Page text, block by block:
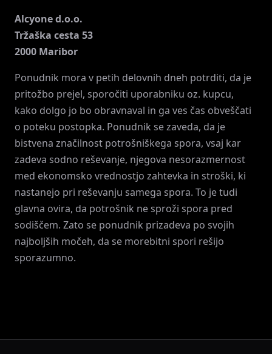
Alcyone d.o.o.
Tržaška cesta 53
2000 Maribor
Ponudnik mora v petih delovnih dneh potrditi, da je
pritožbo prejel, sporočiti uporabniku oz. kupcu,
kako dolgo jo bo obravnaval in ga ves čas obveščati
o poteku postopka. Ponudnik se zaveda, da je
bistvena značilnost potrošniškega spora, vsaj kar
zadeva sodno reševanje, njegova nesorazmernost
med ekonomsko vrednostjo zahtevka in stroški, ki
nastanejo pri reševanju samega spora. To je tudi
glavna ovira, da potrošnik ne sproži spora pred
sodiščem. Zato se ponudnik prizadeva po svojih
najboljših močeh, da se morebitni spori rešijo
sporazumno.